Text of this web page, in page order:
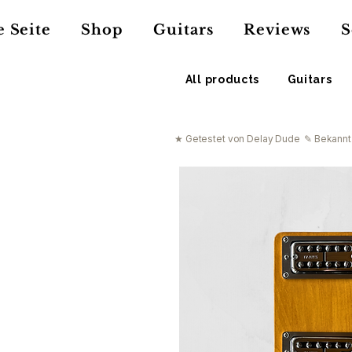
Seite Shop Guitars Reviews
All products Guitars
★ Getestet von Delay Dude ✎